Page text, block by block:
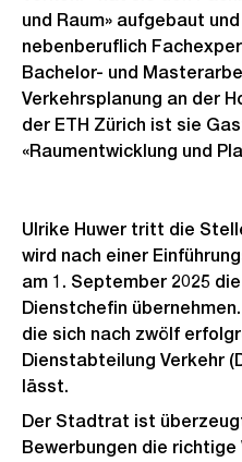
und Raum» aufgebaut
nebenberuflich
Bachelor- und
Verkehrsplanung an der
der ETH Zürich ist sie
«Raumentwicklung und
Ulrike Huwer tritt die
wird nach einer
am 1. September 2025
Dienstchefin
die sich nach zwölf
Dienstabteilung Verkehr
lässt.
Der Stadtrat ist
Bewerbungen die richtige